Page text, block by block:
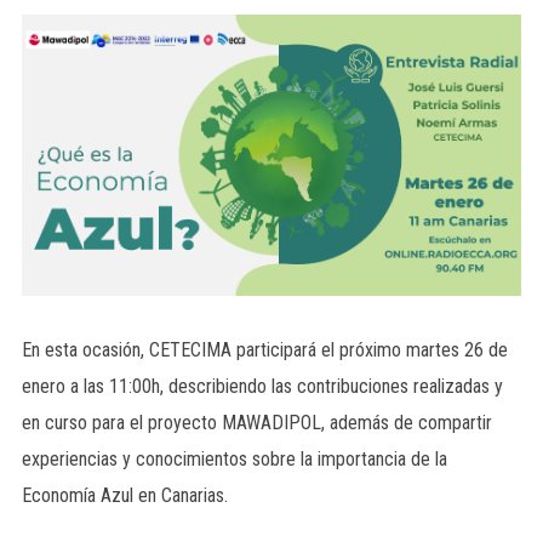
En esta ocasión, CETECIMA participará el próximo martes 26 de
enero a las 11:00h, describiendo las contribuciones realizadas y
en curso para el proyecto MAWADIPOL, además de compartir
experiencias y conocimientos sobre la importancia de la
Economía Azul en Canarias.